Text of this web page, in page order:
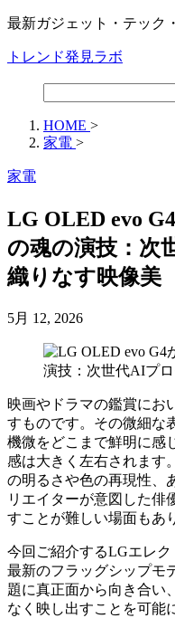
最新ガジェット・テック
トレンド発見ラボ
HOME >
家電 >
家電
LG OLED evo
の魂の演技：次
織りなす映像美
5月 12, 2026
映画やドラマの鑑賞にお
すものです。その微細な
機微をどこまで鮮明に感
感は大きく左右されます
の明るさや色の再現性、
リエイターが意図した俳
すことが難しい場面もあ
今回ご紹介するLGエレ
最新のフラッグシップモ
題に真正面から向き合い
なく映し出すことを可能